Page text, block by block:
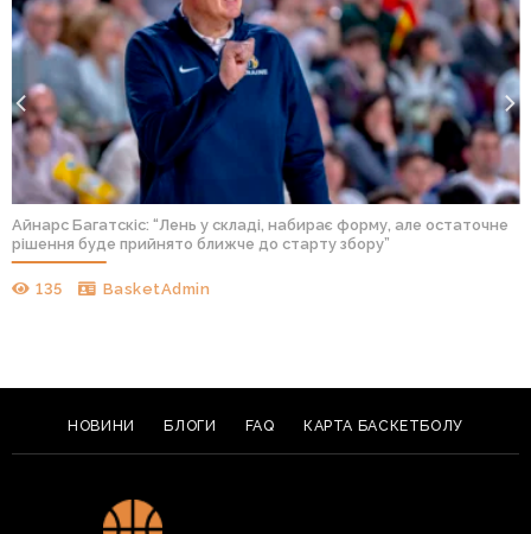
Айнарс Багатскіс: “Лень у складі, набирає форму, але остаточне
рішення буде прийнято ближче до старту збору”
135 BasketAdmin
НОВИНИ БЛОГИ FAQ КАРТА БАСКЕТБОЛУ